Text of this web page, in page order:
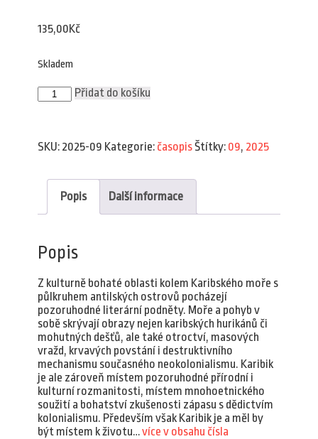
135,00Kč
Skladem
Plav
9/2025
Přidat do košíku
SKU: 2025-09 Kategorie: časopisŠtítky: 09, 2025
Popis Další informace
Popis
Z kulturně bohaté oblasti kolem Karibského moře s
půlkruhem antilských ostrovů pocházejí
pozoruhodné literární podněty. Moře a pohyb v
sobě skrývají obrazy nejen karibských hurikánů či
mohutných dešťů, ale také otroctví, masových
vražd, krvavých povstání i destruktivního
mechanismu současného neokolonialismu. Karibik
je ale zároveň místem pozoruhodné přírodní i
kulturní rozmanitosti, místem mnohoetnického
soužití a bohatství zkušenosti zápasu s dědictvím
kolonialismu. Především však Karibik je a měl by
být místem k životu…více v obsahu čísla